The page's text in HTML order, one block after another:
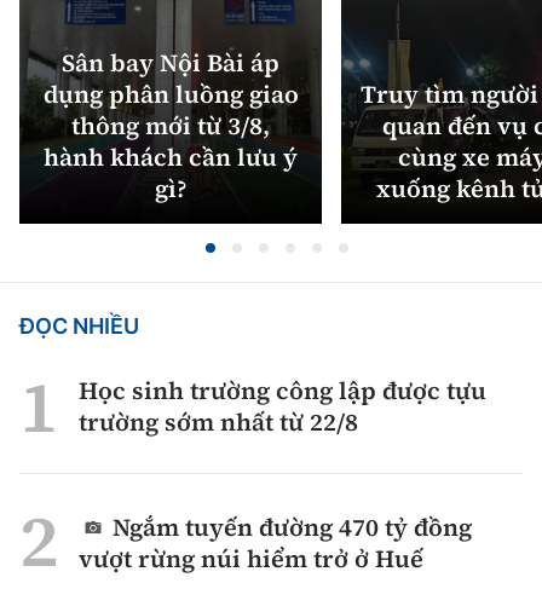
Sân bay Nội Bài áp
dụng phân luồng giao
thông mới từ 3/8,
hành khách cần lưu ý
gì?
Truy tìm
quan đến vụ
cùng xe
xuống kênh
ĐỌC NHIỀU
Học sinh trường công lập được tựu
trường sớm nhất từ 22/8
Ngắm tuyến đường 470 tỷ đồng
vượt rừng núi hiểm trở ở Huế